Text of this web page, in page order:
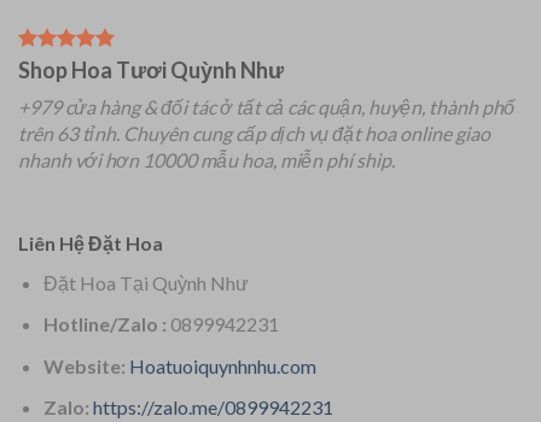
Shop Hoa Tươi Quỳnh Như
+979 cửa hàng & đối tác ở tất cả các quận, huyện, thành phố
trên 63 tỉnh. Chuyên cung cấp dịch vụ đặt hoa online giao
nhanh với hơn 10000 mẫu hoa, miễn phí ship.
Liên Hệ Đặt Hoa
Đặt Hoa Tại Quỳnh Như
Hotline/Zalo : 0899942231
Website: Hoatuoiquynhnhu.com
Zalo: https://zalo.me/0899942231